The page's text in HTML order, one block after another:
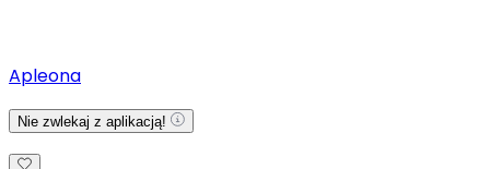
Apleona
Nie zwlekaj z aplikacją!